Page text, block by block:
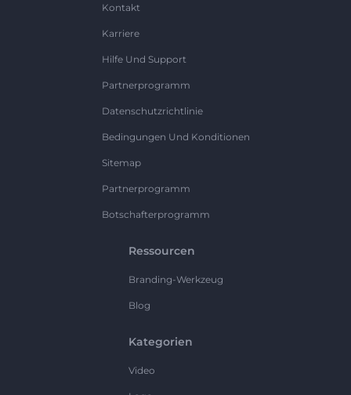
Kontakt
Karriere
Hilfe Und Support
Partnerprogramm
Datenschutzrichtlinie
Bedingungen Und Konditionen
Sitemap
Partnerprogramm
Botschafterprogramm
Ressourcen
Branding-Werkzeug
Blog
Kategorien
Video